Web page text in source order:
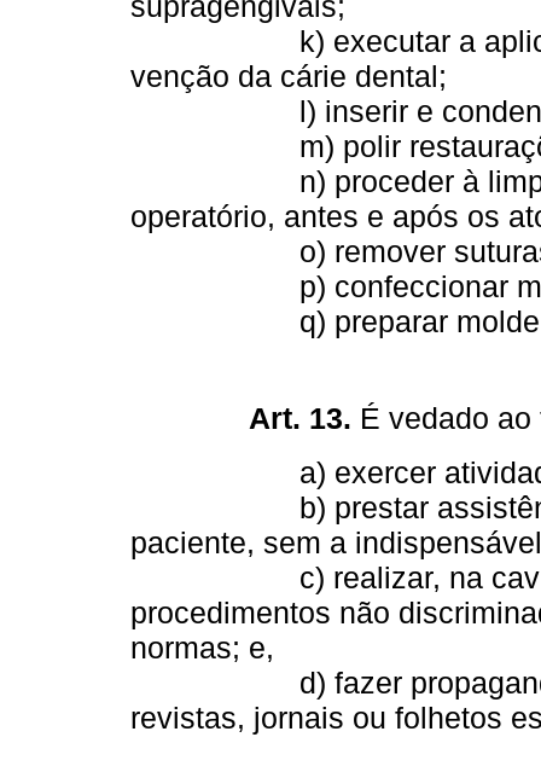
k) executar a
venção da cárie dental;
l) inserir e condensar
m) polir restaurações,
n) proceder à limpeza
operatório, antes e após os
o) remover
p) confeccionar
q) preparar
Art. 13. É vedado
a) exercer atividade
b) prestar assistência,
paciente, sem a
c) realizar, na
procedimentos não
normas; e,
d) fazer propaganda
revistas, jornais ou folhetos